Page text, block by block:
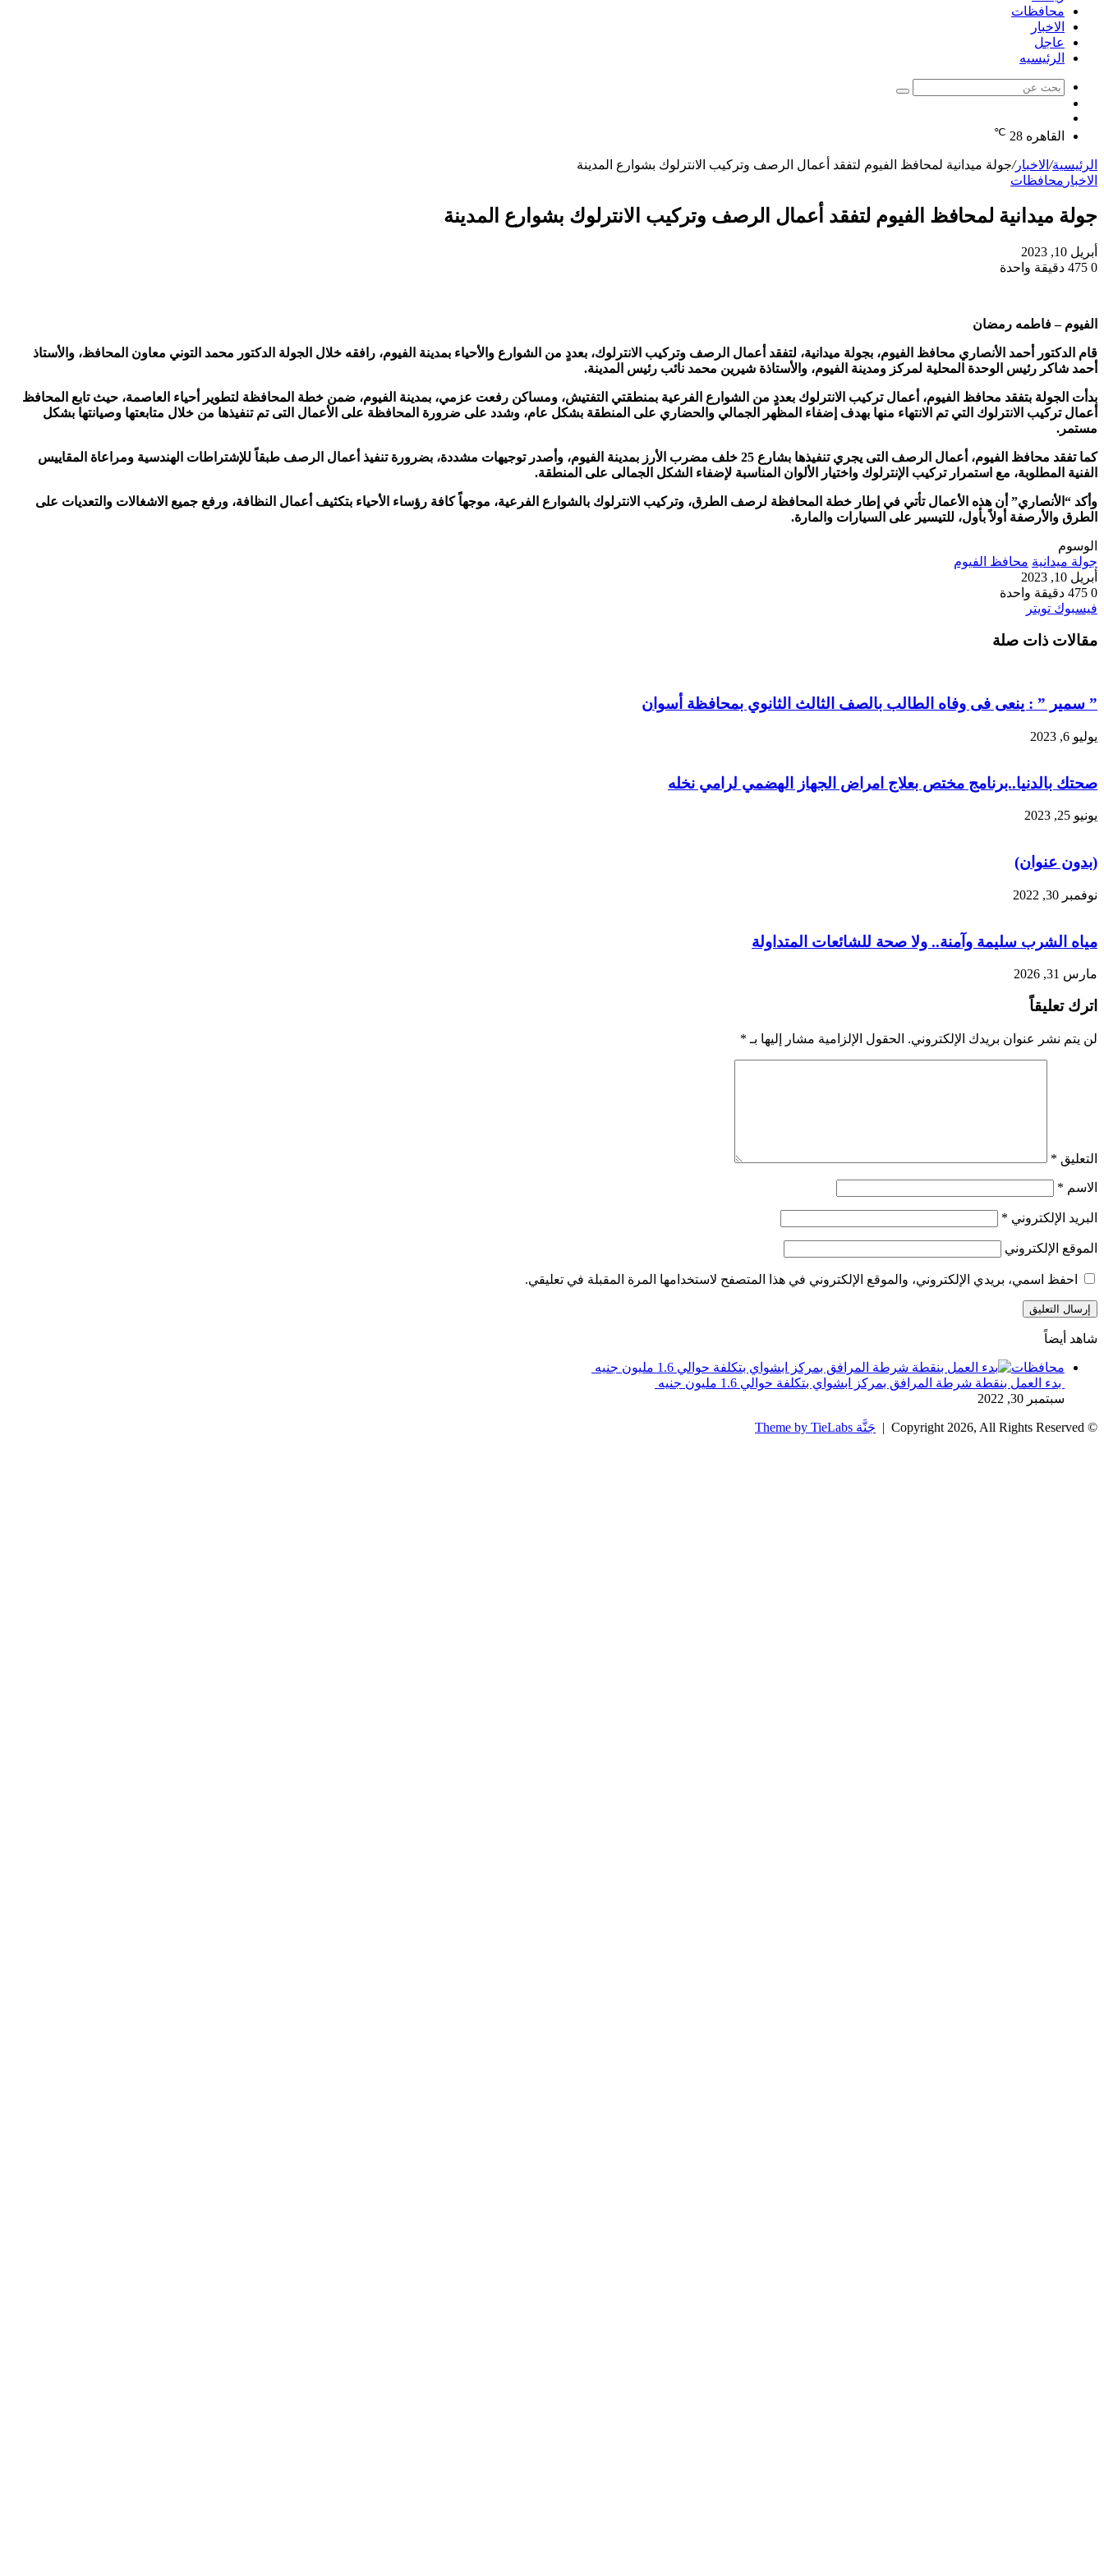
محافظات
الاخبار
عاجل
الرئيسيه
بحث
عشوائي
القاهره 28
℃
الرئيسية/ الاخبار/جولة ميدانية لمحافظ الفيوم لتفقد أعمال الرصف وتركيب الانترلوك بشوارع المدينة
الاخبار محافظات
جولة ميدانية لمحافظ الفيوم لتفقد أعمال الرصف وتركيب الانترلوك بشوارع المدينة
أبريل 10, 2023
0
دقيقة واحدة
الفيوم – فاطمه رمضان
قام الدكتور أحمد الأنصاري محافظ الفيوم، بجولة ميدانية، لتفقد أعمال الرصف وتركيب الانترلوك، بعددٍ من الشوارع والأحياء بمدينة الفيوم، رافقه خلال الجولة الدكتور محمد التوني معاون المحافظ، والأستاذ
أحمد شاكر رئيس الوحدة المحلية لمركز ومدينة الفيوم، والأستاذة شيرين محمد نائب رئيس المدينة.
بدأت الجولة بتفقد محافظ الفيوم، أعمال تركيب الانترلوك بعددٍ من الشوارع الفرعية بمنطقتي التفتيش، ومساكن رفعت عزمي، بمدينة الفيوم، ضمن خطة المحافظة لتطوير أحياء العاصمة، حيث تابع المحافظ
أعمال تركيب الانترلوك التي تم الانتهاء منها بهدف إضفاء المظهر الجمالي والحضاري على المنطقة بشكل عام، وشدد على ضرورة المحافظة على الأعمال التى تم تنفيذها من خلال متابعتها وصيانتها بشكل
مستمر.
كما تفقد محافظ الفيوم، أعمال الرصف التى يجري تنفيذها بشارع 25 خلف مضرب الأرز بمدينة الفيوم، وأصدر توجيهات مشددة، بضرورة تنفيذ أعمال الرصف طبقاً للإشتراطات الهندسية ومراعاة المقاييس
الفنية المطلوبة، مع استمرار تركيب الإنترلوك واختيار الألوان المناسبة لإضفاء الشكل الجمالى على المنطقة.
وأكد “الأنصاري” أن هذه الأعمال تأتي في إطار خطة المحافظة لرصف الطرق، وتركيب الانترلوك بالشوارع الفرعية، موجهاً كافة رؤساء الأحياء بتكثيف أعمال النظافة، ورفع جميع الاشغالات والتعديات على
الطرق والأرصفة أولاً بأول، للتيسير على السيارات والمارة.
الوسوم
جولة ميدانية محافظ الفيوم
أبريل 10, 2023
0
دقيقة واحدة
فيسبوك تويتر
البريد
مقالات ذات صلة
” سمير ” : ينعى فى وفاه الطالب بالصف الثالث الثانوي بمحافظة أسوان
يوليو 6, 2023
صحتك بالدنيا..برنامج مختص بعلاج امراض الجهاز الهضمي لرامي نخله
يونيو 25, 2023
(بدون عنوان)
نوفمبر 30, 2022
مياه الشرب سليمة وآمنة.. ولا صحة للشائعات المتداولة
مارس 31, 2026
اترك تعليقاً
لن يتم نشر عنوان بريدك الإلكتروني. الحقول الإلزامية مشار إليها بـ *
التعليق *
الاسم *
البريد الإلكتروني *
الموقع الإلكتروني
احفظ اسمي، بريدي الإلكتروني، والموقع الإلكتروني في هذا المتصفح لاستخدامها المرة المقبلة في تعليقي.
شاهد أيضاً
محافظات
بدء العمل بنقطة شرطة المرافق بمركز ابشواي بتكلفة حوالي 1.6 مليون جنيه
سبتمبر 30, 2022
© Copyright 2026, All Rights Reserved |
جَنَّة Theme by TieLabs